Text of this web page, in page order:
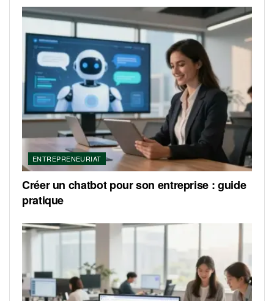
ENTREPRENEURIAT
Créer un chatbot pour son entreprise : guide
pratique